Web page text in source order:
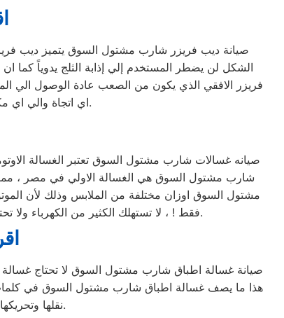
صيانة ديب فريزر شارب مشتول السوق يتميز ديب
الشكل لن يضطر المستخدم إلي إذابة الثلج يدوياً
فريزر الافقي الذي يكون من الصعب عادة الوصول الي
اي اتجاة والي اي مكان داخل المنزل ولا يأخذ مساحه كبيره لأنه في عرض الثلاجة تقريباً ويمكن وضعه بجانبها لتوفير المساحة.
صيانه غسالات شارب مشتول السوق تعتبر الغسالة
شارب مشتول السوق هي الغسالة الاولي في مصر ،
مشتول السوق اوزان مختلفة من الملابس وذلك لأن
فقط ! ، لا تستهلك الكثير من الكهرباء ولا تحتاج الي الكثير من مواد التنظيف ، لأن البرنامج الخاص بها مصمم ومبرمج بشكل ذكي جداً يجعلها تكون الاختيار الاول للبيت المصري.
صيانة غسالة اطباق شارب مشتول السوق لا تحتاج غسالة
نقلها وتحريكها من مكان الي اخر داخل المنزل ويمكنك الاعتماد عليها تماماً في تنظيف الأواني والاطباق بضغطة زر.